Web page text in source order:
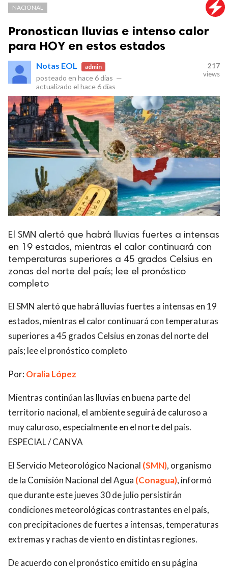
NACIONAL
Pronostican lluvias e intenso calor
para HOY en estos estados
Notas EOL admin
posteado en hace 6 días —
actualizado el hace 6 días
217
views
El SMN alertó que habrá lluvias fuertes a intensas
en 19 estados, mientras el calor continuará con
temperaturas superiores a 45 grados Celsius en
zonas del norte del país; lee el pronóstico
completo
El SMN alertó que habrá lluvias fuertes a intensas en 19
estados, mientras el calor continuará con temperaturas
superiores a 45 grados Celsius en zonas del norte del
país; lee el pronóstico completo
Por: Oralia López
Mientras continúan las lluvias en buena parte del
territorio nacional, el ambiente seguirá de caluroso a
muy caluroso, especialmente en el norte del país.
ESPECIAL / CANVA
El Servicio Meteorológico Nacional (SMN), organismo
de la Comisión Nacional del Agua (Conagua), informó
que durante este jueves 30 de julio persistirán
condiciones meteorológicas contrastantes en el país,
con precipitaciones de fuertes a intensas, temperaturas
extremas y rachas de viento en distintas regiones.
De acuerdo con el pronóstico emitido en su página